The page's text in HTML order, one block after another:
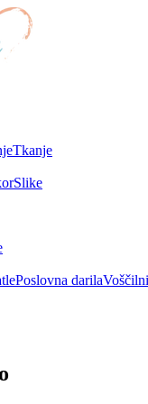
Tkanje
Slike
Poslovna darila